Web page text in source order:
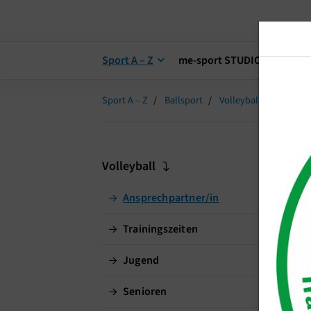
Sport A – Z me-sport STUDIO me-
Sport A – Z Ballsport Volleyball
Volleyball
Ansprechpartner/in
Trainingszeiten
Jugend
Senioren